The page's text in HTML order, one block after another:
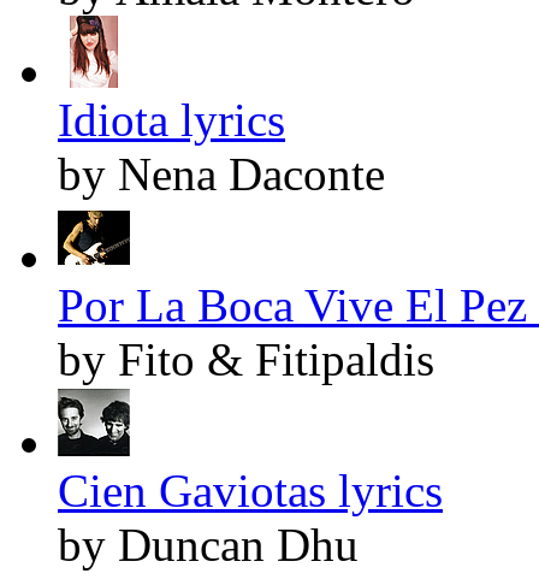
Idiota lyrics
by Nena Daconte
Por La Boca Vive El
by Fito & Fitipaldis
Cien Gaviotas lyrics
by Duncan Dhu